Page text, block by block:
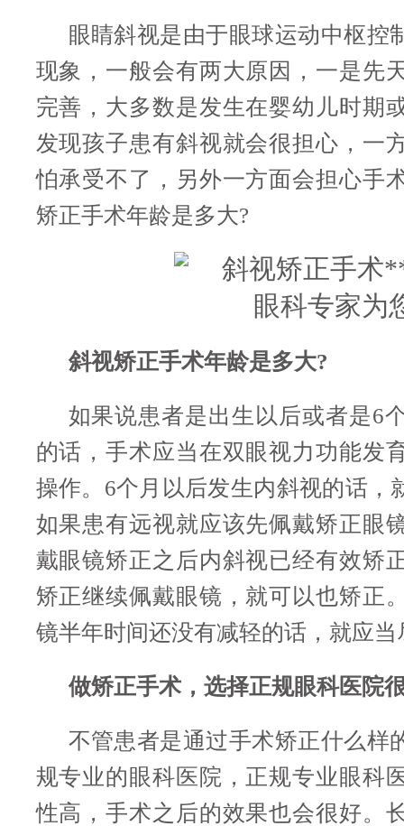
眼睛斜视是由于眼球运动中枢控
现象，一般会有两大原因，一是先
完善，大多数是发生在婴幼儿时期
发现孩子患有斜视就会很担心，一
怕承受不了，另外一方面会担心手
矫正手术年龄是多大?
斜视矫正手术年龄是多大?
如果说患者是出生以后或者是6
的话，手术应当在双眼视力功能发
操作。6个月以后发生内斜视的话，
如果患有远视就应该先佩戴矫正眼
戴眼镜矫正之后内斜视已经有效矫
矫正继续佩戴眼镜，就可以也矫正
镜半年时间还没有减轻的话，就应
做矫正手术，选择正规眼科医院
不管患者是通过手术矫正什么样
规专业的眼科医院，正规专业眼科
性高，手术之后的效果也会很好。